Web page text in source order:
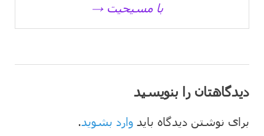
با مسیحیت →
دیدگاهتان را بنویسید
برای نوشتن دیدگاه باید وارد بشوید.